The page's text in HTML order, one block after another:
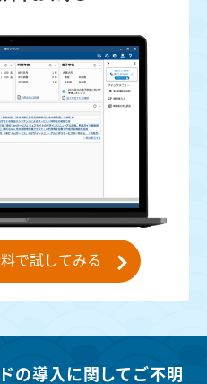
で試してみる
の導入に関してご不明